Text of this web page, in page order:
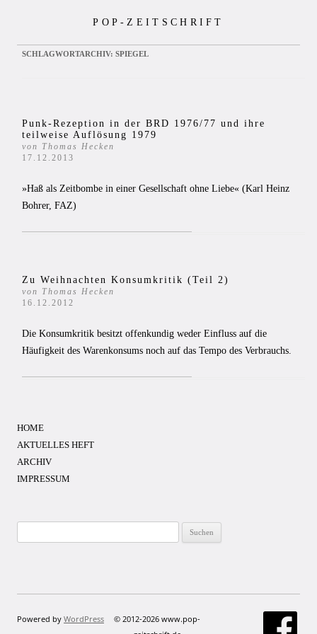
POP-ZEITSCHRIFT
SCHLAGWORTARCHIV: SPIEGEL
Punk-Rezeption in der BRD 1976/77 und ihre
teilweise Auflösung 1979
von Thomas Hecken
17.12.2013
»Haß als Zeitbombe in einer Gesellschaft ohne Liebe« (Karl Heinz
Bohrer, FAZ)
Zu Weihnachten Konsumkritik (Teil 2)
von Thomas Hecken
16.12.2012
Die Konsumkritik besitzt offenkundig weder Einfluss auf die
Häufigkeit des Warenkonsums noch auf das Tempo des Verbrauchs.
HOME
AKTUELLES HEFT
ARCHIV
IMPRESSUM
nach:
Powered by WordPress
© 2012-2026 www.pop-